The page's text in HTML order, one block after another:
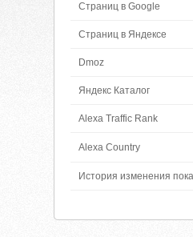
Страниц в Google
Страниц в Яндексе
Dmoz
Яндекс Каталог
Alexa Traffic Rank
Alexa Country
История изменения